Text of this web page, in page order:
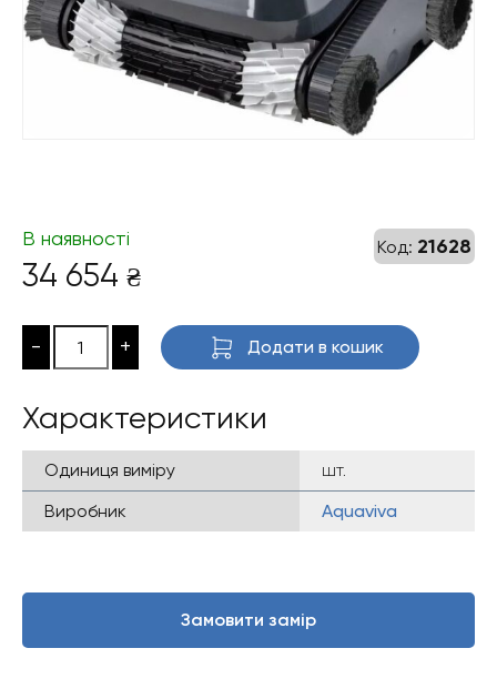
Код: 21628
В наявності
34 654 ₴
- + Додати в кошик
Характеристики
Одиниця виміру
шт.
Виробник
Aquaviva
Замовити замір